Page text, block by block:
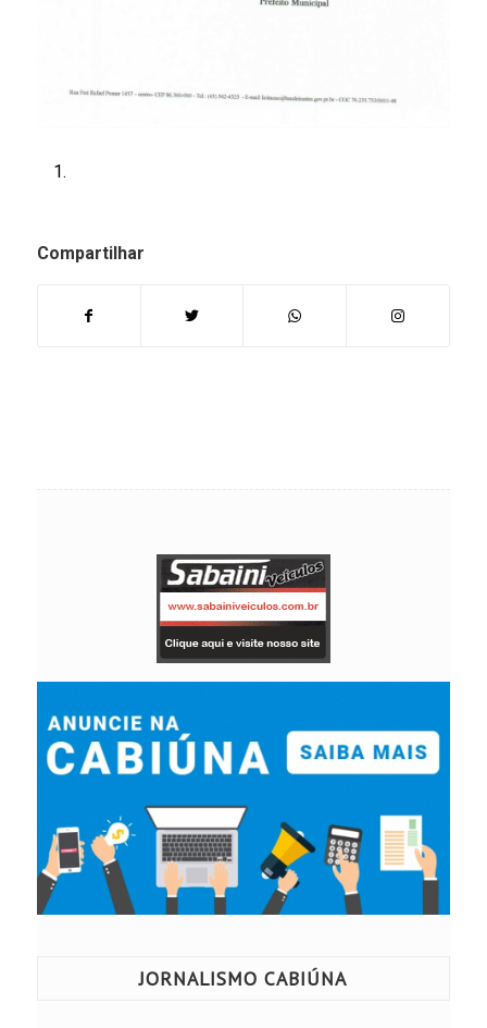
Compartilhar
JORNALISMO CABIÚNA